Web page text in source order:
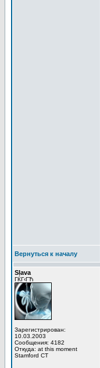
Вернуться к началу
Slava
ГЌГ‹ГЋ
Зарегистрирован:
10.03.2003
Сообщения: 4182
Откуда: at this moment
Stamford CT